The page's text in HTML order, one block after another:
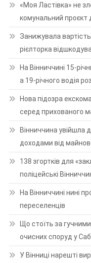
«Моя Ластівка» не
комунальний проєкт
Занижувала
рієлторка
На Вінниччині 15-
а 19-річного водія
Нова підозра
серед прихованого
Вінниччина увійшла
доходами від
138 згортків для
поліцейські
На Вінниччині нині
переселенців
Що стоїть за
очисних споруд у
У Вінниці нарешті